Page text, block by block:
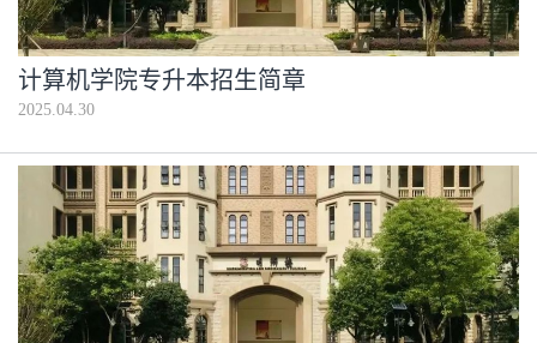
计算机学院专升本招生简章
2025.04.30